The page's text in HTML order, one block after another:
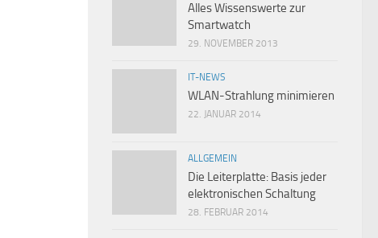
Alles Wissenswerte zur
Smartwatch
29. NOVEMBER 2013
IT-NEWS
WLAN-Strahlung minimieren
22. JANUAR 2014
ALLGEMEIN
Die Leiterplatte: Basis jeder
elektronischen Schaltung
28. FEBRUAR 2014